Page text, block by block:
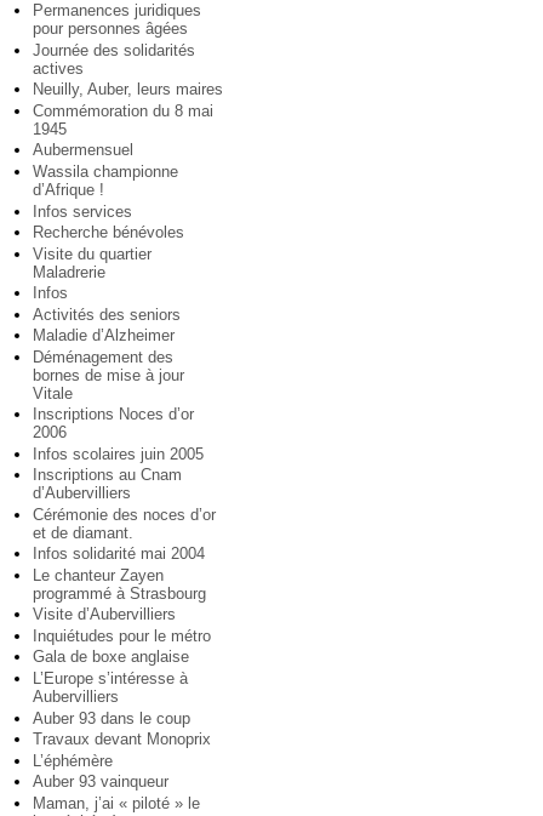
Permanences juridiques
pour personnes âgées
Journée des solidarités
actives
Neuilly, Auber, leurs maires
Commémoration du 8 mai
1945
Aubermensuel
Wassila championne
d’Afrique !
Infos services
Recherche bénévoles
Visite du quartier
Maladrerie
Infos
Activités des seniors
Maladie d’Alzheimer
Déménagement des
bornes de mise à jour
Vitale
Inscriptions Noces d’or
2006
Infos scolaires juin 2005
Inscriptions au Cnam
d’Aubervilliers
Cérémonie des noces d’or
et de diamant.
Infos solidarité mai 2004
Le chanteur Zayen
programmé à Strasbourg
Visite d’Aubervilliers
Inquiétudes pour le métro
Gala de boxe anglaise
L’Europe s’intéresse à
Aubervilliers
Auber 93 dans le coup
Travaux devant Monoprix
L’éphémère
Auber 93 vainqueur
Maman, j’ai « piloté » le